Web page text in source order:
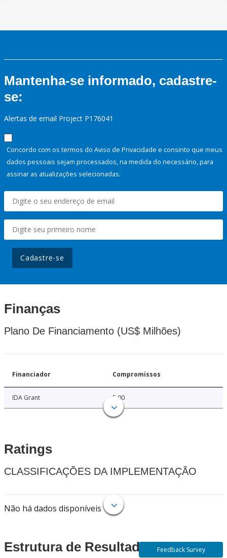
Mantenha-se informado, cadastre-
se:
Alertas de email Project P176041
Concordo com os termos do Aviso de Privacidade e consinto que meus
dados pessoais sejam processados, na medida do necessário, para
assinar as atualizações selecionadas.
Cadastre-se
Finanças
Plano De Financiamento (US$ Milhões)
Financiador Compromissos
IDA Grant 5.00
Ratings
CLASSIFICAÇÕES DA IMPLEMENTAÇÃO
Não há dados disponíveis
Estrutura de Resultados Feedback Survey